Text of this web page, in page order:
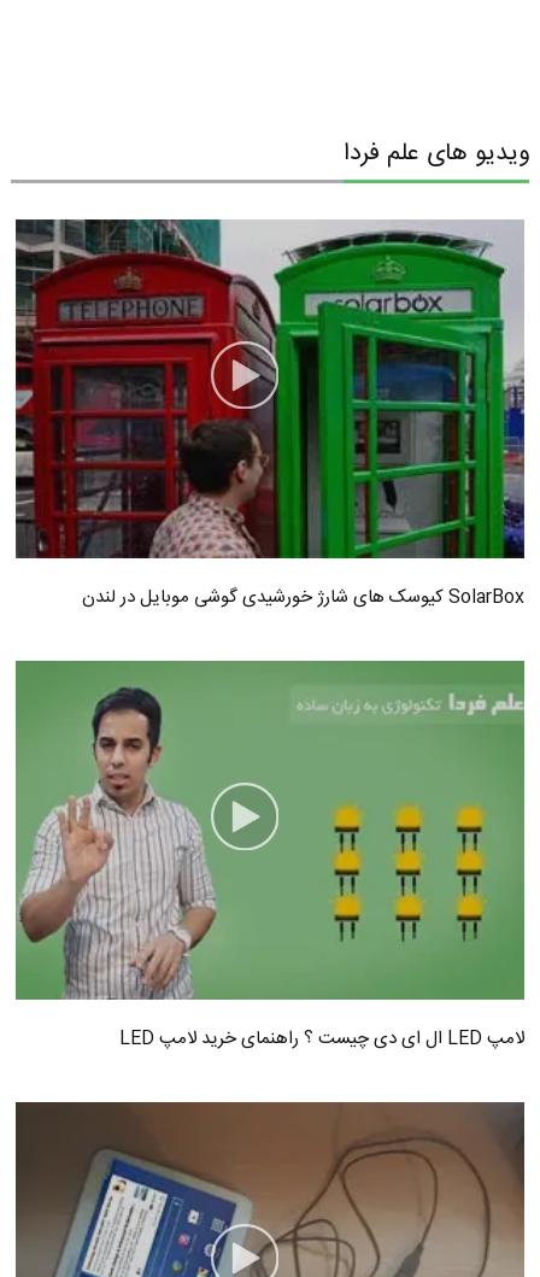
ویدیو های علم فردا
SolarBox کیوسک های شارژ خورشیدی گوشی موبایل در لندن
لامپ LED ال ای دی چیست ؟ راهنمای خرید لامپ LED